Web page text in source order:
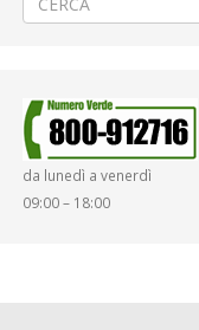
da lunedì a venerdì
09:00 – 18:00